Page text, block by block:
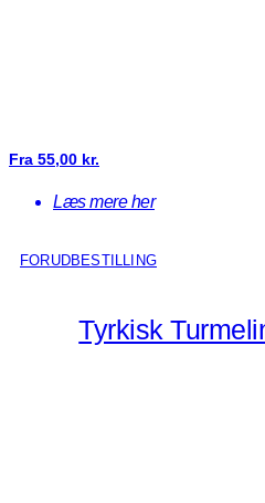
Fra 55,00 kr.
Læs mere her
FORUDBESTILLING
Tyrkisk